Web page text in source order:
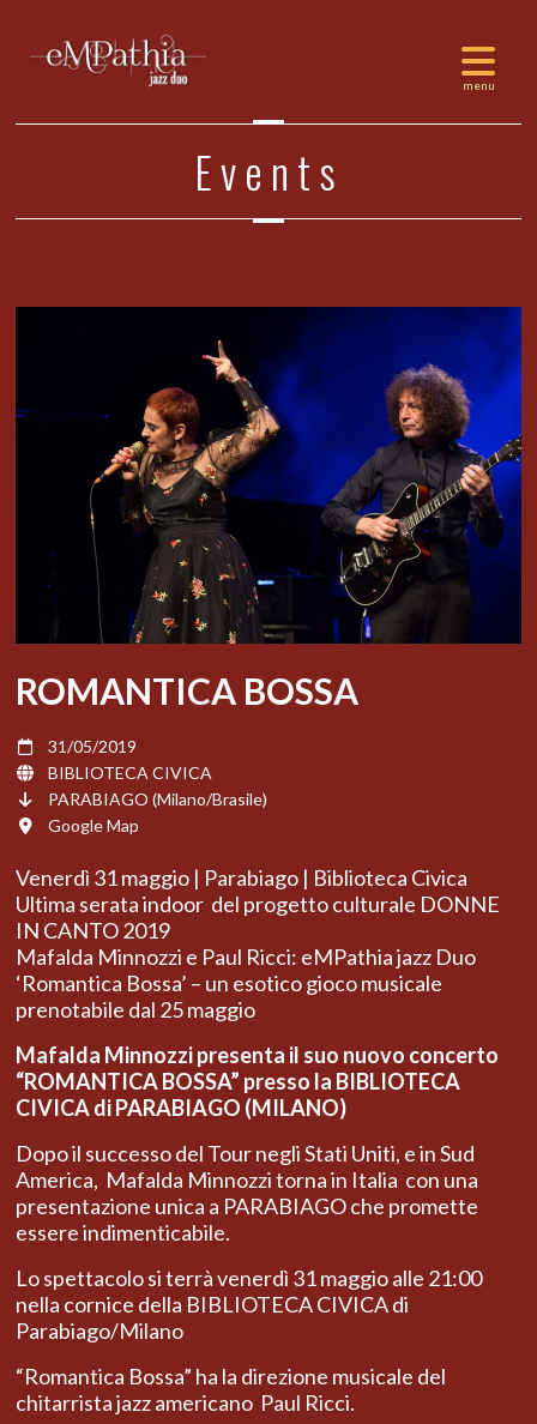
Events
ROMANTICA BOSSA
31/05/2019
BIBLIOTECA CIVICA
PARABIAGO (Milano/Brasile)
Google Map
Venerdì 31 maggio | Parabiago | Biblioteca Civica
Ultima serata indoor del progetto culturale DONNE
IN CANTO 2019
Mafalda Minnozzi e Paul Ricci: eMPathia jazz Duo
‘Romantica Bossa’ – un esotico gioco musicale
prenotabile dal 25 maggio
Mafalda Minnozzi presenta il suo nuovo concerto
“ROMANTICA BOSSA” presso la BIBLIOTECA
CIVICA di PARABIAGO (MILANO)
Dopo il successo del Tour negli Stati Uniti, e in Sud
America, Mafalda Minnozzi torna in Italia con una
presentazione unica a PARABIAGO che promette
essere indimenticabile.
Lo spettacolo si terrà venerdì 31 maggio alle 21:00
nella cornice della BIBLIOTECA CIVICA di
Parabiago/Milano
“Romantica Bossa” ha la direzione musicale del
chitarrista jazz americano Paul Ricci.